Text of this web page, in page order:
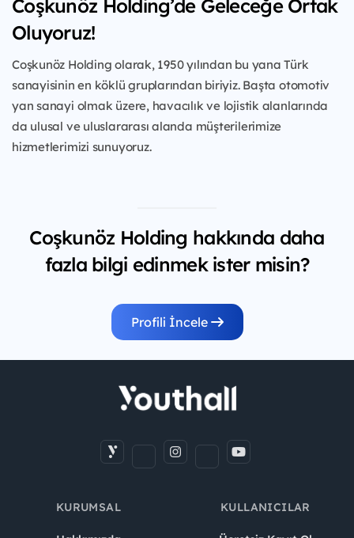
Coşkunöz Holding’de Geleceğe Ortak
Oluyoruz!
Coşkunöz Holding olarak, 1950 yılından bu yana Türk
sanayisinin en köklü gruplarından biriyiz. Başta otomotiv
yan sanayi olmak üzere, havacılık ve lojistik alanlarında
da ulusal ve uluslararası alanda müşterilerimize
hizmetlerimizi sunuyoruz.
Coşkunöz Holding hakkında daha
fazla bilgi edinmek ister misin?
Profili İncele
KURUMSAL KULLANICILAR